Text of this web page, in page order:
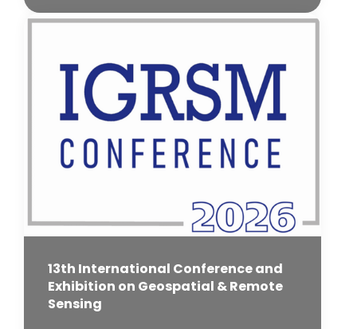
13th International Conference and
Exhibition on Geospatial & Remote
Sensing